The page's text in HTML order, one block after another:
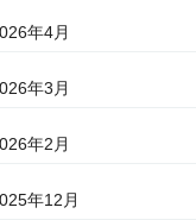
年4月
年3月
年2月
年12月